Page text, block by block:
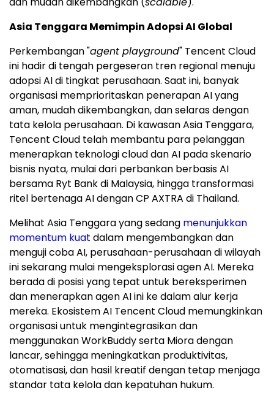
Asia Tenggara Memimpin Adopsi AI Global
Perkembangan "agent playground" Tencent Cloud
ini hadir di tengah pergeseran tren regional menuju
adopsi AI di tingkat perusahaan. Saat ini, banyak
organisasi memprioritaskan penerapan AI yang
aman, mudah dikembangkan, dan selaras dengan
tata kelola perusahaan. Di kawasan Asia Tenggara,
Tencent Cloud telah membantu para pelanggan
menerapkan teknologi cloud dan AI pada skenario
bisnis nyata, mulai dari perbankan berbasis AI
bersama Ryt Bank di Malaysia, hingga transformasi
ritel bertenaga AI dengan CP AXTRA di Thailand.
Melihat Asia Tenggara yang sedang menunjukkan
momentum kuat dalam mengembangkan dan
menguji coba AI, perusahaan-perusahaan di wilayah
ini sekarang mulai mengeksplorasi agen AI. Mereka
berada di posisi yang tepat untuk bereksperimen
dan menerapkan agen AI ini ke dalam alur kerja
mereka. Ekosistem AI Tencent Cloud memungkinkan
organisasi untuk mengintegrasikan dan
menggunakan WorkBuddy serta Miora dengan
lancar, sehingga meningkatkan produktivitas,
otomatisasi, dan hasil kreatif dengan tetap menjaga
standar tata kelola dan kepatuhan hukum.